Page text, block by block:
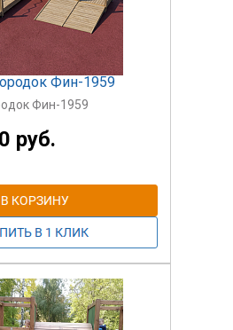
Фин-1959
Фин-1959
руб.